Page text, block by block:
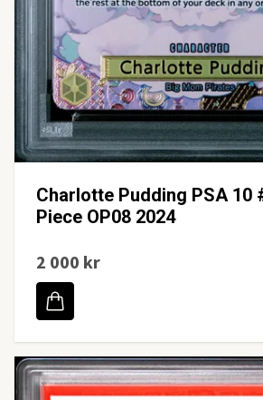
Charlotte Pudding PSA 10
Piece OP08 2024
2 000 kr